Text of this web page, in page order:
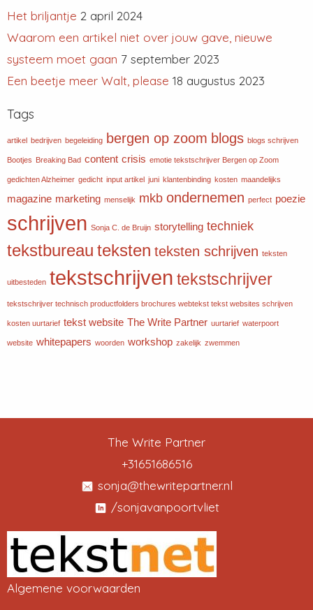
Het briljantje 2 april 2024
Waarom een artikel niet over jouw gave, nieuwe
systeem moet gaan 7 september 2023
Een beetje meer Walt, please 18 augustus 2023
Tags
artikel bedrijven begeleiding bergen op zoom blogs blogs schrijven
Bootjes Breaking Bad content crisis emotie tekstschrijver Bergen op Zoom
gedichten Alzheimer gedicht input artikel juni klantenbinding kosten maandelijks
magazine marketing menselijk mkb ondernemen perfect poezie
schrijven Sonja C. de Bruijn storytelling techniek
tekstbureau teksten teksten schrijven teksten
uitbesteden tekstschrijven tekstschrijver
tekstschrijver technisch productfolders brochures webtekst tekst websites schrijven
kosten uurtarief tekst website The Write Partner uurtarief waterpoort
website whitepapers woorden workshop zakelijk zwemmen
The Write Partner
+31651686516
sonja@thewritepartner.nl
/sonjavanpoortvliet
Algemene voorwaarden